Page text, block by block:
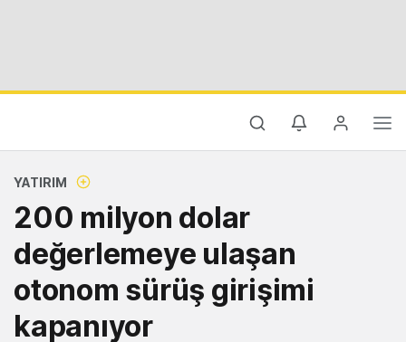
YATIRIM
200 milyon dolar
değerlemeye ulaşan
otonom sürüş girişimi
kapanıyor